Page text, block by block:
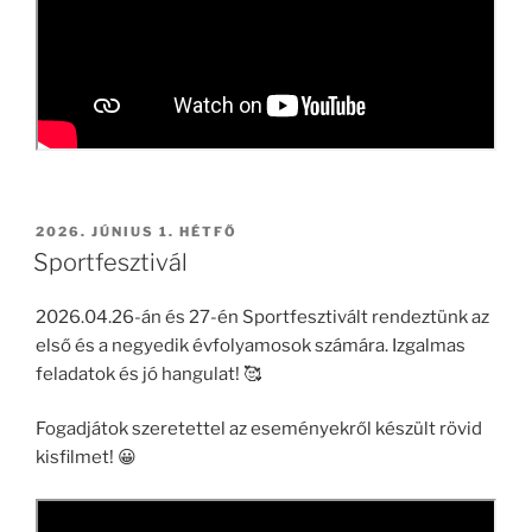
BEKÜLDVE:
2026. JÚNIUS 1. HÉTFŐ
Sportfesztivál
2026.04.26-án és 27-én Sportfesztivált rendeztünk az
első és a negyedik évfolyamosok számára. Izgalmas
feladatok és jó hangulat! 🥰
Fogadjátok szeretettel az eseményekről készült rövid
kisfilmet! 😀